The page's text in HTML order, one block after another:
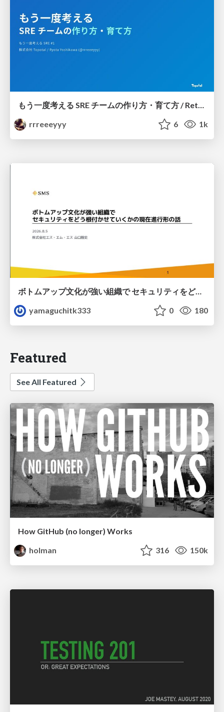
rrreeeyyy
6 1k
ボトムアップ文化が強い組織で セキュリティをどう根付かせていくかの現在進行形の話 / Making Security Stick in a Bottom-Up Organization
yamaguchitk333
0 180
Featured
See All Featured
How GitHub (no longer) Works
holman
316 150k